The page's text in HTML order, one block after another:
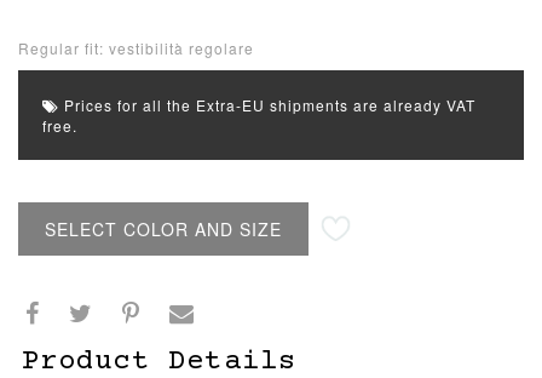
Regular fit: vestibilità regolare
Prices for all the Extra-EU shipments are already VAT
free.
SELECT COLOR AND SIZE
Product Details